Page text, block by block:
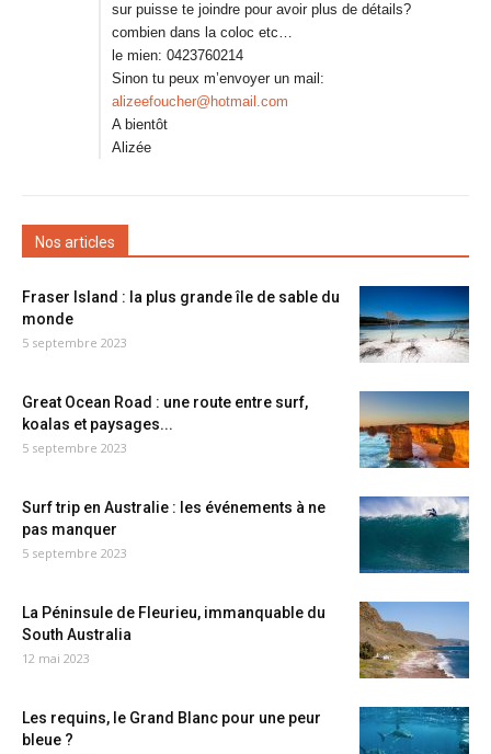
sur puisse te joindre pour avoir plus de détails?
combien dans la coloc etc…
le mien: 0423760214
Sinon tu peux m’envoyer un mail:
alizeefoucher@hotmail.com
A bientôt
Alizée
Nos articles
Fraser Island : la plus grande île de sable du
monde
5 septembre 2023
Great Ocean Road : une route entre surf,
koalas et paysages...
5 septembre 2023
Surf trip en Australie : les événements à ne
pas manquer
5 septembre 2023
La Péninsule de Fleurieu, immanquable du
South Australia
12 mai 2023
Les requins, le Grand Blanc pour une peur
bleue ?